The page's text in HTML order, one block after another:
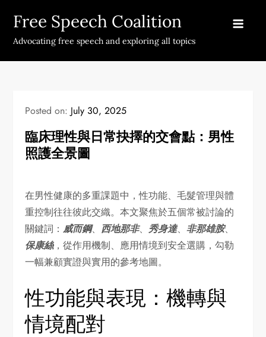
content
Free Speech Coalition
Advocating free speech and exploring all topics
Posted on: July 30, 2025
臨床理性與日常抉擇的交會點：男性
照護全景圖
在男性健康的多重課題中，性功能、毛髮管理與體
重控制往往彼此交織。本文聚焦於五個常被討論的
關鍵詞：威而鋼、 西地那非、秀身達、非那雄胺、
保康絲，從作用機制、應用情境到安全選購，勾勒
一幅兼顧實證與實用的參考地圖。
性功能與表現：機轉與
情境配對